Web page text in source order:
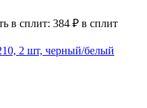
в сплит: 384 ₽ в сплит
2 шт, черный/белый